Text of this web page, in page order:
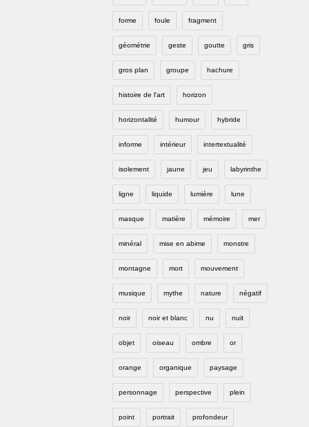
forme foule fragment
géométrie geste goutte gris
gros plan groupe hachure
histoire de l'art horizon
horizontalité humour hybride
informe intérieur intertextualité
isolement jaune jeu labyrinthe
ligne liquide lumière lune
masque matière mémoire mer
minéral mise en abime monstre
montagne mort mouvement
musique mythe nature négatif
noir noir et blanc nu nuit
objet oiseau ombre or
orange organique paysage
personnage perspective plein
point portrait profondeur